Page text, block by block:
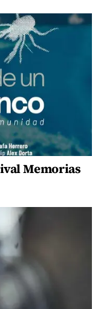
Memorias